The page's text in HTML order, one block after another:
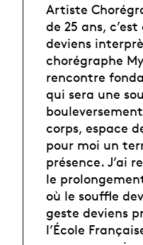
Artiste
de 25 ans,
deviens
chorégraphe
rencontre
qui sera une
corps, espace
pour moi un
présence. J’ai
le
où le souffle
geste deviens
l’École